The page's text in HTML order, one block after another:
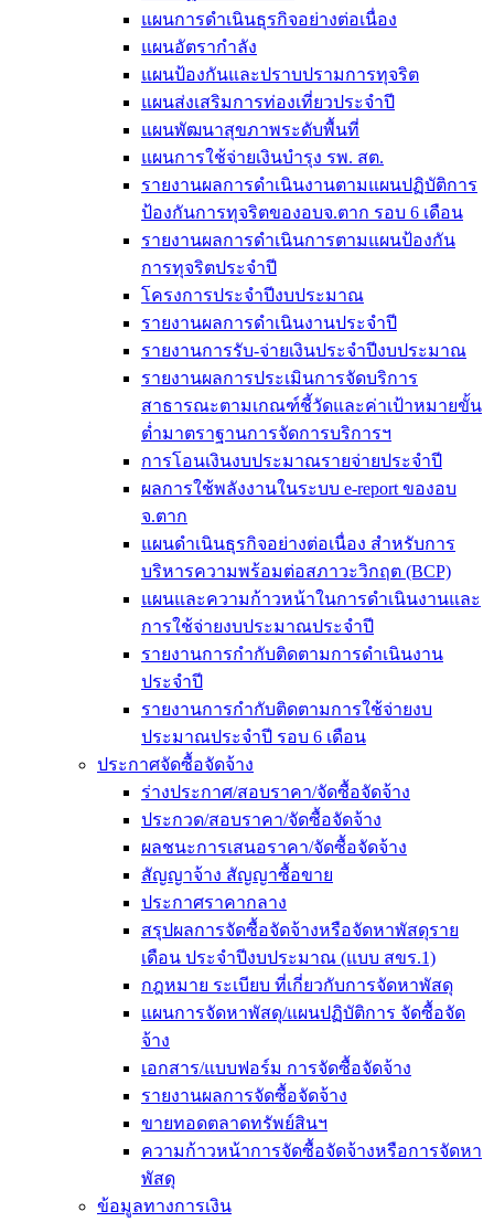
แผนการดำเนินธุรกิจอย่างต่อเนื่อง
แผนอัตรากำลัง
แผนป้องกันและปราบปรามการทุจริต
แผนส่งเสริมการท่องเที่ยวประจำปี
แผนพัฒนาสุขภาพระดับพื้นที่
แผนการใช้จ่ายเงินบำรุง รพ. สต.
รายงานผลการดำเนินงานตามแผนปฏิบัติการ
ป้องกันการทุจริตของอบจ.ตาก รอบ 6 เดือน
รายงานผลการดำเนินการตามแผนป้องกัน
การทุจริตประจำปี
โครงการประจำปีงบประมาณ
รายงานผลการดำเนินงานประจำปี
รายงานการรับ-จ่ายเงินประจำปีงบประมาณ
รายงานผลการประเมินการจัดบริการ
สาธารณะตามเกณฑ์ชี้วัดและค่าเป้าหมายขั้น
ต่ำมาตราฐานการจัดการบริการฯ
การโอนเงินงบประมาณรายจ่ายประจำปี
ผลการใช้พลังงานในระบบ e-report ของอบ
จ.ตาก
แผนดำเนินธุรกิจอย่างต่อเนื่อง สำหรับการ
บริหารความพร้อมต่อสภาวะวิกฤต (BCP)
แผนและความก้าวหน้าในการดำเนินงานและ
การใช้จ่ายงบประมาณประจำปี
รายงานการกำกับติดตามการดำเนินงาน
ประจำปี
รายงานการกำกับติดตามการใช้จ่ายงบ
ประมาณประจำปี รอบ 6 เดือน
ประกาศจัดซื้อจัดจ้าง
ร่างประกาศ/สอบราคา/จัดซื้อจัดจ้าง
ประกวด/สอบราคา/จัดซื้อจัดจ้าง
ผลชนะการเสนอราคา/จัดซื้อจัดจ้าง
สัญญาจ้าง สัญญาซื้อขาย
ประกาศราคากลาง
สรุปผลการจัดซื้อจัดจ้างหรือจัดหาพัสดุราย
เดือน ประจำปีงบประมาณ (แบบ สขร.1)
กฎหมาย ระเบียบ ที่เกี่ยวกับการจัดหาพัสดุ
แผนการจัดหาพัสดุ/แผนปฏิบัติการ จัดซื้อจัด
จ้าง
เอกสาร/แบบฟอร์ม การจัดซื้อจัดจ้าง
รายงานผลการจัดซื้อจัดจ้าง
ขายทอดตลาดทรัพย์สินฯ
ความก้าวหน้าการจัดซื้อจัดจ้างหรือการจัดหา
พัสดุ
ข้อมูลทางการเงิน